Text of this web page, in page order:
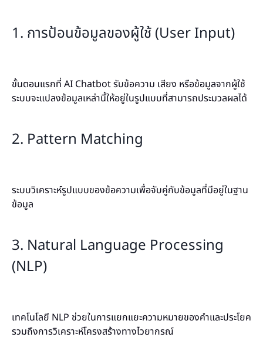
1. การป้อนข้อมูลของผู้ใช้ (User Input)
ขั้นตอนแรกที่ AI Chatbot รับข้อความ เสียง หรือข้อมูลจากผู้ใช้
ระบบจะแปลงข้อมูลเหล่านี้ให้อยู่ในรูปแบบที่สามารถประมวลผลได้
2. Pattern Matching
ระบบวิเคราะห์รูปแบบของข้อความเพื่อจับคู่กับข้อมูลที่มีอยู่ในฐาน
ข้อมูล
3. Natural Language Processing
(NLP)
เทคโนโลยี NLP ช่วยในการแยกแยะความหมายของคำและประโยค
รวมถึงการวิเคราะห์โครงสร้างทางไวยากรณ์